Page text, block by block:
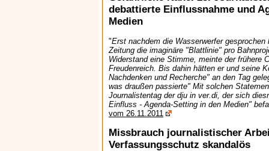
debattierte Einflussnahme und
Medien
"Erst nachdem die Wasserwerfer
Zeitung die imaginäre "Blattlinie" pro
Widerstand eine Stimme, meinte der frühere
Freudenreich. Bis dahin hätten er und seine
Nachdenken und Recherche" an den Tag
was draußen passierte" Mit solchen
Journalistentag der dju in ver.di, der sich
Einfluss - Agenda-Setting in den Medien"
vom 26.11.2011
Missbrauch journalistischer
Verfassungsschutz skandalös